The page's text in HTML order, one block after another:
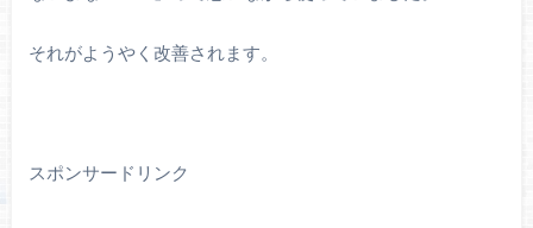
それがようやく改善されます。
スポンサードリンク